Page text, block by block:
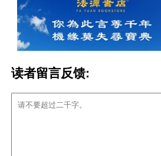
读者留言反馈: